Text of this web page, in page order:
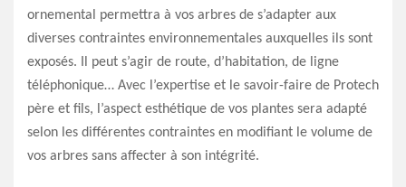
ornemental permettra à vos arbres de s’adapter aux
diverses contraintes environnementales auxquelles ils sont
exposés. Il peut s’agir de route, d’habitation, de ligne
téléphonique… Avec l’expertise et le savoir-faire de Protech
père et fils, l’aspect esthétique de vos plantes sera adapté
selon les différentes contraintes en modifiant le volume de
vos arbres sans affecter à son intégrité.